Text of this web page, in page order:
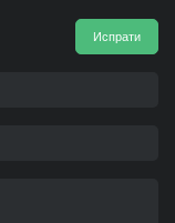
Испрати